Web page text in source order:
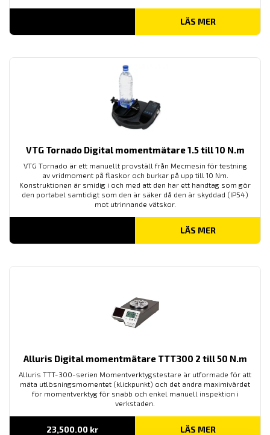
LÄS MER
VTG Tornado Digital momentmätare 1.5 till 10 N.m
VTG Tornado är ett manuellt provställ från Mecmesin för testning
av vridmoment på flaskor och burkar på upp till 10 Nm.
Konstruktionen är smidig i och med att den har ett handtag som gör
den portabel samtidigt som den är säker då den är skyddad (IP54)
mot utrinnande vätskor.
LÄS MER
Alluris Digital momentmätare TTT300 2 till 50 N.m
Alluris TTT-300-serien Momentverktygstestare är utformade för att
mäta utlösningsmomentet (klickpunkt) och det andra maximivärdet
för momentverktyg för snabb och enkel manuell inspektion i
verkstaden.
23,500.00 kr LÄS MER